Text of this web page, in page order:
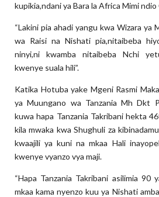
kupikia,ndani ya Bara la Africa Mimi ndio
“Lakini pia ahadi yangu kwa Wizara ya
wa Raisi na Nishati pia,nitaibeba
ninyi,ni kwamba nitaibeba Nchi
kwenye suala hili”.
Katika Hotuba yake Mgeni Rasmi
ya Muungano wa Tanzania Mh Dkt
kuwa hapa Tanzania Takribani hekta
kila mwaka kwa Shughuli za
kwaajili ya kuni na mkaa Hali
kwenye vyanzo vya maji.
“Hapa Tanzania Takribani asilimia 90
mkaa kama nyenzo kuu ya Nishati